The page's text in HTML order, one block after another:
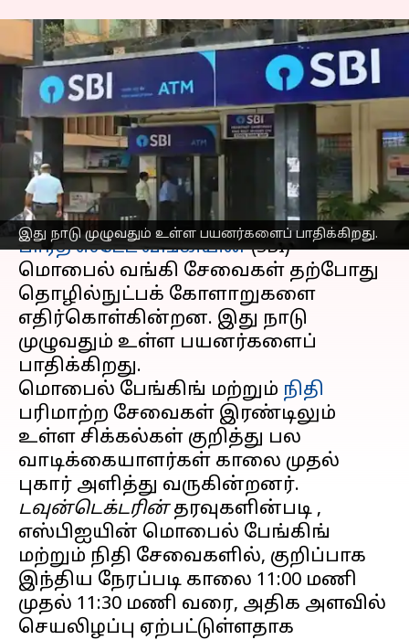
இது நாடு முழுவதும் உள்ள பயனர்களைப் பாதிக்கிறது.
எஸ்பிஐ வங்கியில்
தொழில்நுட்ப கோளாறு
காரணமாக வங்கி
சேவைகள் பாதிப்பு
எழுதியவர் Venkatalakshmi V Apr 01, 2025 02:40 pm
செய்தி முன்னோட்டம்
பாரத ஸ்டேட் வங்கியின்(SBI)
மொபைல் வங்கி சேவைகள் தற்போது
தொழில்நுட்பக் கோளாறுகளை
எதிர்கொள்கின்றன. இது நாடு
முழுவதும் உள்ள பயனர்களைப்
பாதிக்கிறது.
மொபைல் பேங்கிங் மற்றும் நிதி
பரிமாற்ற சேவைகள் இரண்டிலும்
உள்ள சிக்கல்கள் குறித்து பல
வாடிக்கையாளர்கள் காலை முதல்
டவுன்டெக்டரின்தரவுகளின்படி ,
எஸ்பிஐயின் மொபைல் பேங்கிங்
மற்றும் நிதி சேவைகளில், குறிப்பாக
இந்திய நேரப்படி காலை 11:00 மணி
முதல் 11:30 மணி வரை, அதிக அளவில்
செயலிழப்பு ஏற்பட்டுள்ளதாக